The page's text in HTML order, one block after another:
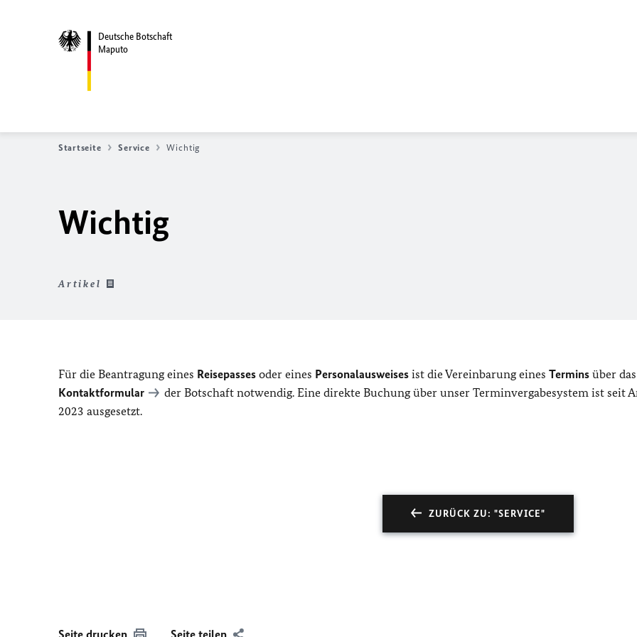
Deutsche Botschaft
Maputo
Startseite Service Wichtig
Wichtig
Artikel
Für die Beantragung eines Reisepasses oder eines Personalausweises ist die Vereinbarung eines Termins über das
Kontaktformular
der Botschaft notwendig. Eine direkte Buchung über unser Terminvergabesystem ist seit
2023 ausgesetzt.
ZURÜCK ZU: "SERVICE"
Seite drucken Seite teilen